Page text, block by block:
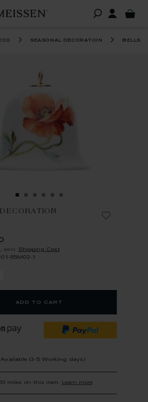
seasonal decoration bells
excl. Shipping Cost
55M02-1
add to cart
Available (3-5 Working days)
miles on this item. Learn more